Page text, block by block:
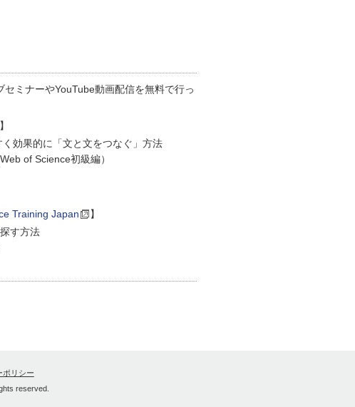
ミナーやYouTube動画配信を無料で行っ
】
効果的に「文と文をつなぐ」方法
of Science初級編）
Training Japan
】
す方法
ポリシー
reserved.